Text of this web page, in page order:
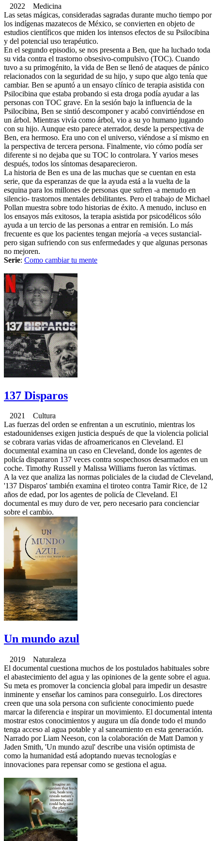
2022 Medicina
Las setas mágicas, consideradas sagradas durante mucho tiempo por
los indígenas mazatecos de México, se convierten en objeto de
estudios científicos que miden los intensos efectos de su Psilocibina
y del potencial uso terapéutico.
En el segundo episodio, se nos presenta a Ben, que ha luchado toda
su vida contra el trastorno obsesivo-compulsivo (TOC). Cuando
tuvo a su primogénito, la vida de Ben se llenó de ataques de pánico
relacionados con la seguridad de su hijo, y supo que algo tenía que
cambiar. Ben se apuntó a un ensayo clínico de terapia asistida con
Psilocibina que estaba probando si esta droga podía ayudar a las
personas con TOC grave. En la sesión bajo la influencia de la
Psilocibina, Ben se sintió descomponer y acabó convirtiéndose en
un árbol. Mientras vivía como árbol, vio a su yo humano jugando
con su hijo. Aunque esto parece aterrador, desde la perspectiva de
Ben, era hermoso. Era uno con el universo, viéndose a sí mismo en
la perspectiva de tercera persona. Finalmente, vio cómo podía ser
diferente si no dejaba que su TOC lo controlara. Y varios meses
después, todos los síntomas desaparecieron.
La historia de Ben es una de las muchas que se cuentan en esta
serie, que da esperanzas de que la ayuda está a la vuelta de la
esquina para los millones de personas que sufren -a menudo en
silencio- trastornos mentales debilitantes. Pero el trabajo de Michael
Pollan muestra sobre todo historias de éxito. A menudo, incluso en
los ensayos más exitosos, la terapia asistida por psicodélicos sólo
ayuda a un tercio de las personas a entrar en remisión. Lo más
frecuente es que los pacientes tengan mejoría -a veces sustancial-
pero sigan sufriendo con sus enfermedades y que algunas personas
no mejoren.
Serie: Como cambiar tu mente
137 Disparos
2021 Cultura
Las fuerzas del orden se enfrentan a un escrutinio, mientras los
estadounidenses exigen justicia después de que la violencia policial
se cobrara varias vidas de afroamericanos en Cleveland. El
documental examina un caso en Cleveland, donde los agentes de
policía dispararon 137 veces contra sospechosos desarmados en un
coche. Timothy Russell y Malissa Williams fueron las víctimas.
A la vez que analiza las normas policiales de la ciudad de Cleveland,
'137 Disparos' también examina el tiroteo contra Tamir Rice, de 12
años de edad, por los agentes de policía de Cleveland. El
documental es muy duro de ver, pero necesario para concienciar
sobre el cambio.
Un mundo azul
2019 Naturaleza
El documental cuestiona muchos de los postulados habituales sobre
el abastecimiento del agua y las opiniones de la gente sobre el agua.
Su meta es promover la conciencia global para impedir un desastre
inminente y enseñar los caminos para conseguirlo. Los directores
creen que una sola persona con suficiente conocimiento puede
marcar la diferencia e inspirar un movimiento. El documental intenta
mostrar estos conocimientos y augura un día donde todo el mundo
tenga acceso al agua potable y al saneamiento en esta generación.
Narrado por Liam Neeson, con la colaboración de Matt Damon y
Jaden Smith, 'Un mundo azul' describe una visión optimista de
como la humanidad está adoptando nuevas tecnologías e
innovaciones para repensar como se gestiona el agua.